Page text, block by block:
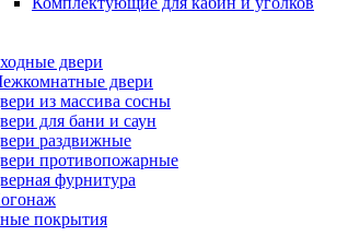
двери
двери
из массива сосны
для бани и саун
раздвижные
противопожарные
фурнитура
покрытия